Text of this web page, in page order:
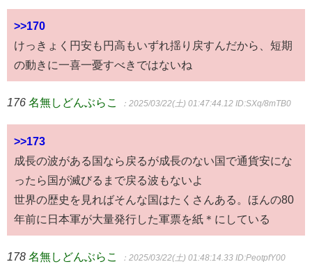
>>170
けっきょく円安も円高もいずれ揺り戻すんだから、短期
の動きに一喜一憂すべきではないね
176 名無しどんぶらこ ：2025/03/22(土) 01:47:44.12 ID:SXq/8mTB0
>>173
成長の波がある国なら戻るが成長のない国で通貨安にな
ったら国が滅びるまで戻る波もないよ
世界の歴史を見ればそんな国はたくさんある。ほんの80
年前に日本軍が大量発行した軍票を紙＊にしている
178 名無しどんぶらこ ：2025/03/22(土) 01:48:14.33 ID:PeotpfY00